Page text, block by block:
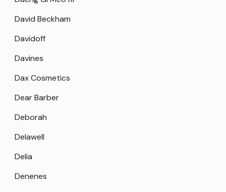
David Beckham
Davidoff
Davines
Dax Cosmetics
Dear Barber
Deborah
Delawell
Delia
Denenes